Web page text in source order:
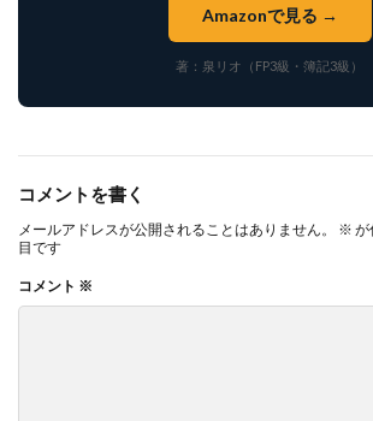
Amazonで見る →
著：泉リオ（FP3級・簿記3級）
コメントを書く
メールアドレスが公開されることはありません。 ※ が
目です
コメント ※